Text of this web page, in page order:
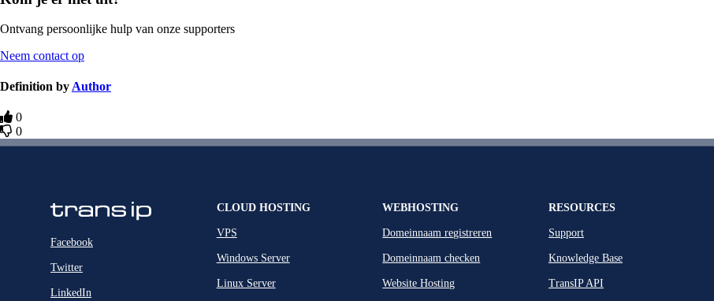
Ontvang persoonlijke hulp van onze supporters
Neem contact op
Definition by Author
0
0
Facebook
Twitter
LinkedIn
CLOUD HOSTING
VPS
Windows Server
Linux Server
WEBHOSTING
Domeinnaam registreren
Domeinnaam checken
Website Hosting
RESOURCES
Support
Knowledge Base
TransIP API